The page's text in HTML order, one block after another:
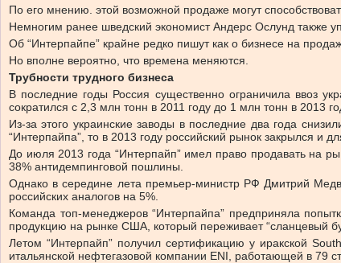
По его мнению. этой возможной продаже могут
Немногим ранее шведский экономист Андерс Ослунд также
Об “Интерпайпе” крайне редко пишут как о бизнесе на
Но вполне вероятно, что времена меняются.
Трубности трудного бизнеса
В последние годы Россия существенно ограничила ввоз
сократился с 2,3 млн тонн в 2011 году до 1 млн тонн в 2013
Из-за этого украинские заводы в последние два года
“Интерпайпа”, то в 2013 году российский рынок закрылся и
До июля 2013 года “Интерпайп” имел право продавать на
38% антидемпинговой пошлины.
Однако в середине лета премьер-министр РФ Дмитрий
российских аналогов на 5%.
Команда топ-менеджеров “Интерпайпа” предприняла
продукцию на рынке США, который переживает “сланцевый
Летом “Интерпайп” получил сертификацию у иракской
итальянской нефтегазовой компании ENI, работающей в 79